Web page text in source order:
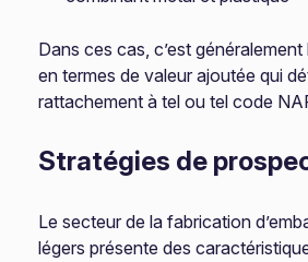
Dans ces cas, c’est généralement
en termes de valeur ajoutée qui
rattachement à tel ou tel code
Stratégies de
Le secteur de la fabrication
légers présente des